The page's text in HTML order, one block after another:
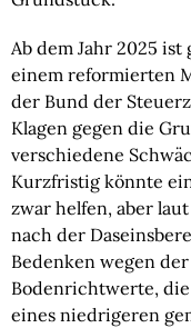
Ab dem Jahr 2025
einem reformierten
der Bund der
Klagen gegen die
verschiedene
Kurzfristig könnte
zwar helfen, aber
nach der
Bedenken wegen
Bodenrichtwerte,
eines niedrigeren